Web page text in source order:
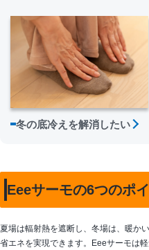
冬の底冷えを解消したい
Eeeサーモの6つのポ
夏場は輻射熱を遮断し、冬場は、暖か
省エネを実現できます。Eeeサーモは